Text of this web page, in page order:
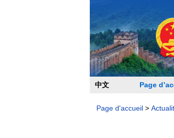
中文 Page
Page d'accueil >